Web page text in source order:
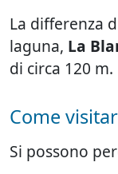
La differenza
laguna, La
di circa 120 m.
Come
Si possono